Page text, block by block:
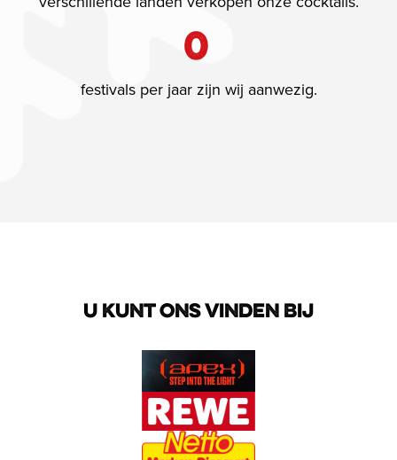
0
festivals per jaar zijn wij aanwezig.
U KUNT ONS VINDEN BIJ